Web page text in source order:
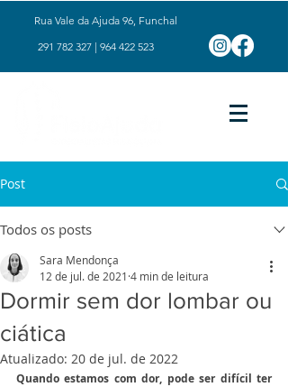
Rua Vale da Ajuda 96, Funchal
291 782 327 | 964 422 523
Post
Todos os posts
Dormir sem dor lombar ou
ciática
Sara Mendonça
12 de jul. de 2021 4 min de leitura
Atualizado: 20 de jul. de 2022
Quando estamos com dor, pode ser difícil ter